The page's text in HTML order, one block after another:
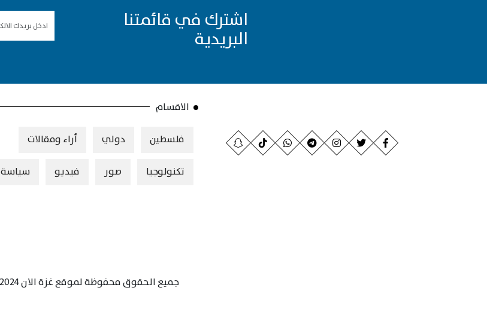
اشترك في قائمتنا
البريدية
الاقسام
فلسطين دولي أراء ومقالات
تكنولوجيا صور فيديو سياسة
جميع الحقوق محفوظة لموقع غزة الان 2024 ©